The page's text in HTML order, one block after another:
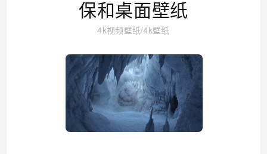
保和桌面壁纸
4k视频壁纸/4k壁纸